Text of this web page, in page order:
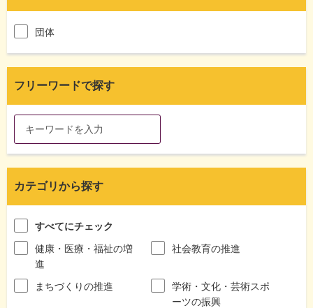
団体
フリーワードで探す
カテゴリから探す
すべてにチェック
健康・医療・福祉の増
進
社会教育の推進
まちづくりの推進
学術・文化・芸術スポ
ーツの振興